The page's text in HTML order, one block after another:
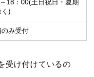
18：00(土日祝日・夏期
)
のみ受付
受け付けているの